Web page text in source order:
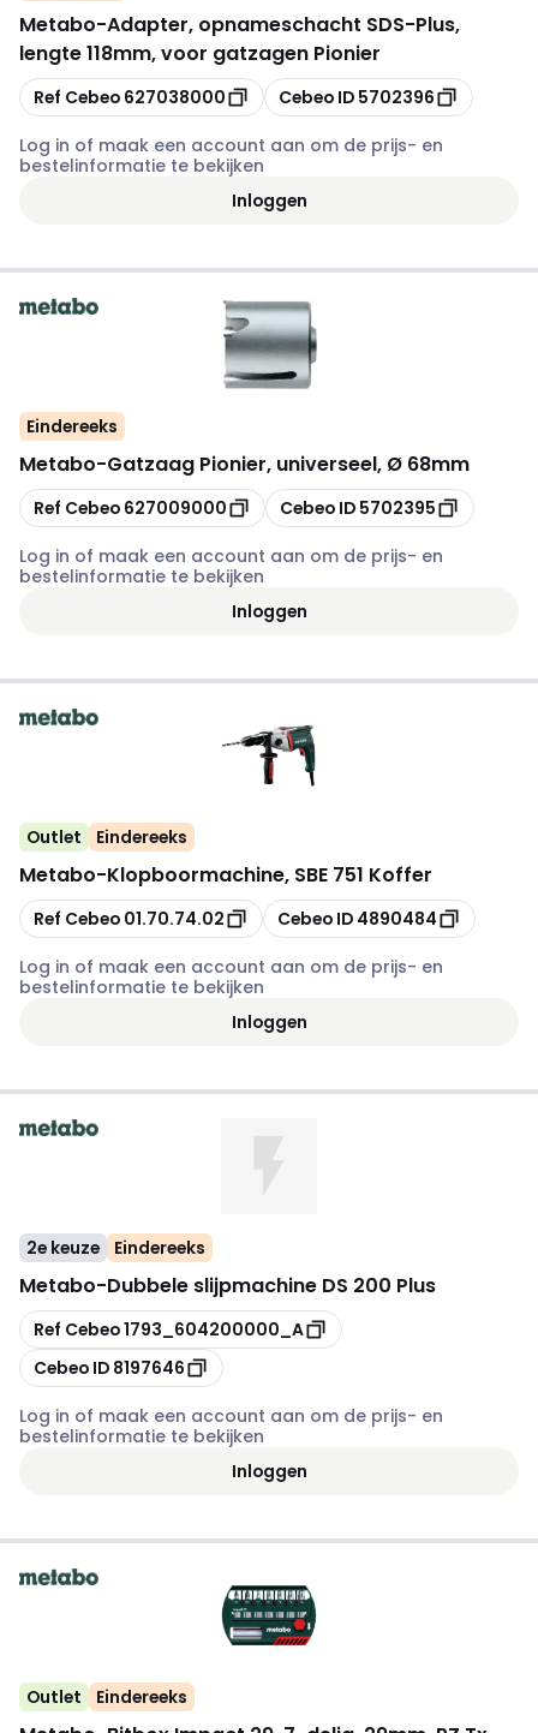
Metabo-Adapter, opnameschacht SDS-Plus,
lengte 118mm, voor gatzagen Pionier
Kopiëren
Ref Cebeo 627038000 Kopiëren
Cebeo ID 5702396
Log in of maak een account aan om de prijs- en
bestelinformatie te bekijken
Inloggen
Eindereeks
Metabo-Gatzaag Pionier, universeel, Ø 68mm
Kopiëren
Ref Cebeo 627009000 Kopiëren
Cebeo ID 5702395
Log in of maak een account aan om de prijs- en
bestelinformatie te bekijken
Inloggen
Outlet Eindereeks
Metabo-Klopboormachine, SBE 751 Koffer
Kopiëren
Ref Cebeo 01.70.74.02 Kopiëren
Cebeo ID 4890484
Log in of maak een account aan om de prijs- en
bestelinformatie te bekijken
Inloggen
2e keuze Eindereeks
Metabo-Dubbele slijpmachine DS 200 Plus
Kopiëren
Ref Cebeo1793_604200000_A
Kopiëren
Cebeo ID 8197646
Log in of maak een account aan om de prijs- en
bestelinformatie te bekijken
Inloggen
Outlet Eindereeks